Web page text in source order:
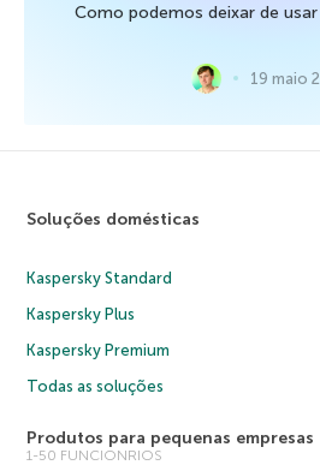
Como podemos deixar de usar
19 maio
Soluções domésticas
Kaspersky Standard
Kaspersky Plus
Kaspersky Premium
Todas as soluções
Produtos para pequenas empresas
1-50 FUNCIONRIOS